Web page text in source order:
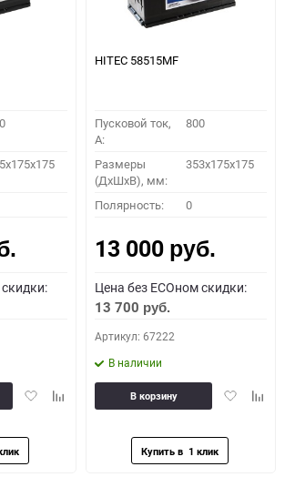
ДобавитьДобавить
HITEC 58515MF
Пусковой ток,
A:
800
Размеры
(ДхШхВ), мм:
353x175x175
Полярность: 0
13 000 руб.
Цена без ECOном скидки:
13 700 руб.
Артикул: 67222
В наличии
Добавить
В корзину